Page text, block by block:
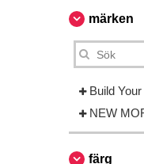
märken
Build
NEW
färg